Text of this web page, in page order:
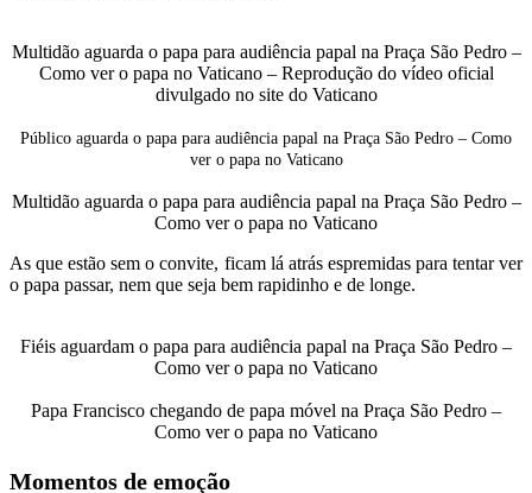
Multidão aguarda o papa para audiência papal na Praça São Pedro –
Como ver o papa no Vaticano – Reprodução do vídeo oficial
divulgado no site do Vaticano
Público aguarda o papa para audiência papal na Praça São Pedro – Como
ver o papa no Vaticano
Multidão aguarda o papa para audiência papal na Praça São Pedro –
Como ver o papa no Vaticano
As que estão sem o convite, ficam lá atrás espremidas para tentar ver
o papa passar, nem que seja bem rapidinho e de longe.
Fiéis aguardam o papa para audiência papal na Praça São Pedro –
Como ver o papa no Vaticano
Papa Francisco chegando de papa móvel na Praça São Pedro –
Como ver o papa no Vaticano
Momentos de emoção